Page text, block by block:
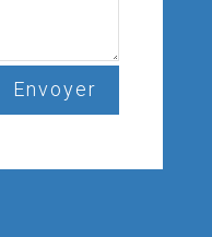
Envoyer